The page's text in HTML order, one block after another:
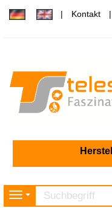
Kontakt
Navigation